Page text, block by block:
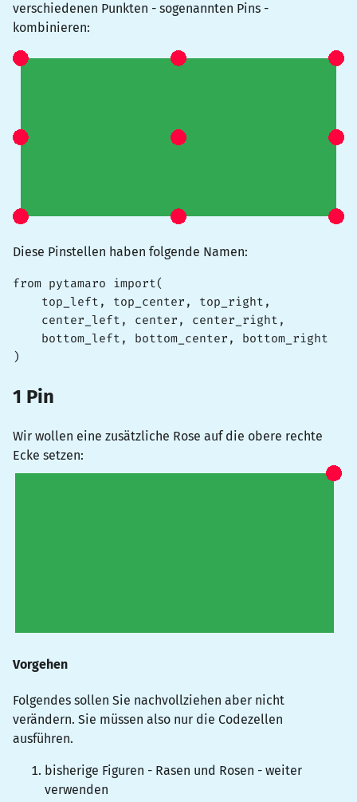
verschiedenen Punkten - sogenannten Pins -
kombinieren:
Diese Pinstellen haben folgende Namen:
from pytamaro import(
    top_left, top_center, top_right,
    center_left, center, center_right,
    bottom_left, bottom_center, bottom_right
)
1 Pin
Wir wollen eine zusätzliche Rose auf die obere rechte
Ecke setzen:
Vorgehen
Folgendes sollen Sie nachvollziehen aber nicht
verändern. Sie müssen also nur die Codezellen
ausführen.
bisherige Figuren - Rasen und Rosen - weiter
verwenden